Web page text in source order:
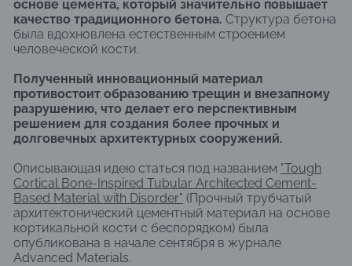
основе цемента, который значительно повышает
качество традиционного бетона. Структура бетона
была вдохновлена естественным строением
человеческой кости.
Полученный инновационный материал
противостоит образованию трещин и внезапному
разрушению, что делает его перспективным
решением для создания более прочных и
долговечных архитектурных сооружений.
Описывающая идею статься под названием "Tough
Cortical Bone-Inspired Tubular Architected Cement-
Based Material with Disorder" (Прочный трубчатый
архитектонический цементный материал на основе
кортикальной кости с беспорядком) была
опубликована в начале сентября в журнале
Advanced Materials.